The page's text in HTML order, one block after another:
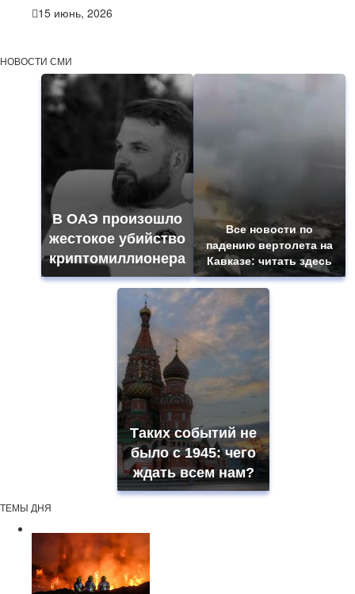
15 июнь, 2026
НОВОСТИ СМИ
В ОАЭ произошло
жестокое убийство
криптомиллионера
Все новости по
падению вертолета на
Кавказе: читать здесь
Таких событий не
было с 1945: чего
ждать всем нам?
ТЕМЫ ДНЯ